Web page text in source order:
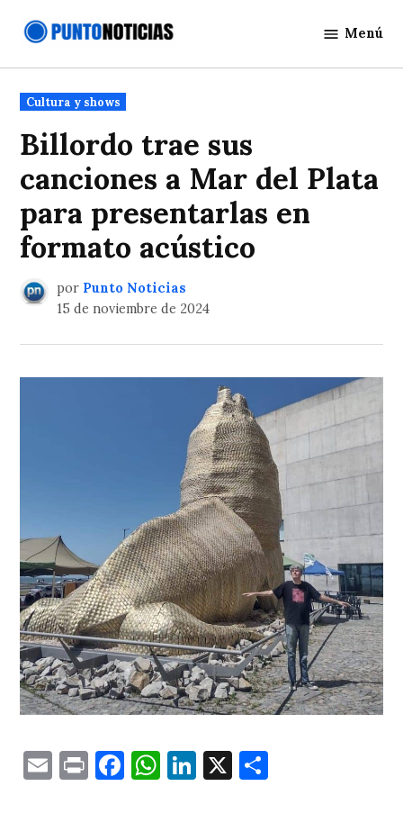
Noticias
Menú
Publicado
en
Cultura y shows
Billordo trae sus
canciones a Mar del Plata
para presentarlas en
formato acústico
por Punto Noticias
15 de noviembre de 2024
EmailPrintFacebook
WhatsApp
LinkedIn
X